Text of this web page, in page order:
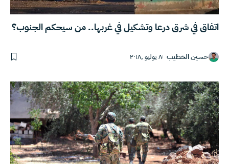
اتفاق في شرق درعا وتشكيل في غربها.. من سيحكم الجنوب؟
حسين الخطيب ٨ يوليو ,٢٠١٨